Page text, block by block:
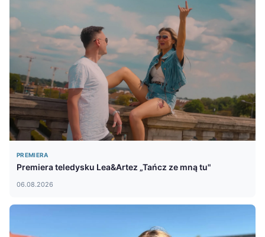
PREMIERA
Premiera teledysku Lea&Artez „Tańcz ze mną tu"
06.08.2026